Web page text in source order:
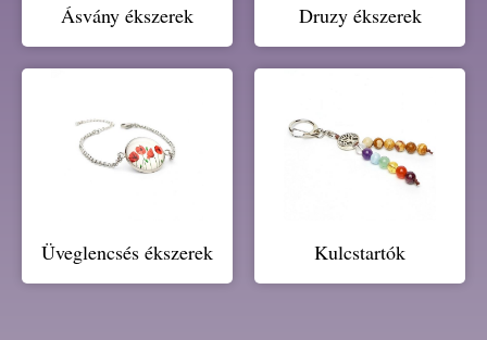
Ásvány ékszerek Druzy ékszerek
Üveglencsés ékszerek Kulcstartók